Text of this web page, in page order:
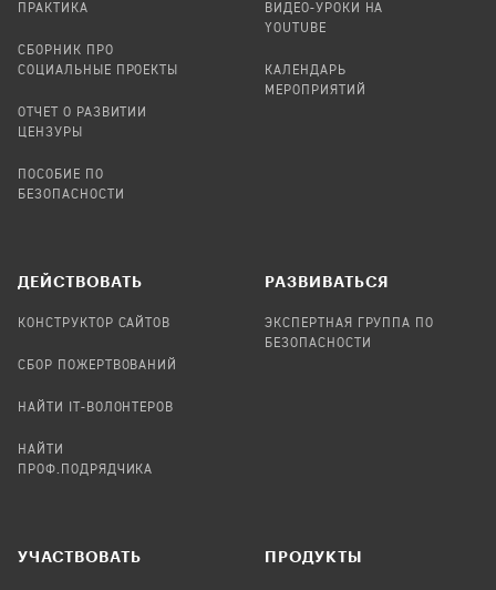
ПРАКТИКА
СБОРНИК ПРО
СОЦИАЛЬНЫЕ ПРОЕКТЫ
ОТЧЕТ О РАЗВИТИИ
ЦЕНЗУРЫ
ПОСОБИЕ ПО
БЕЗОПАСНОСТИ
ВИДЕО-УРОКИ НА
YOUTUBE
КАЛЕНДАРЬ
МЕРОПРИЯТИЙ
ДЕЙСТВОВАТЬ
КОНСТРУКТОР САЙТОВ
СБОР ПОЖЕРТВОВАНИЙ
НАЙТИ IT-ВОЛОНТЕРОВ
НАЙТИ
ПРОФ.ПОДРЯДЧИКА
РАЗВИВАТЬСЯ
ЭКСПЕРТНАЯ ГРУППА ПО
БЕЗОПАСНОСТИ
УЧАСТВОВАТЬ ПРОДУКТЫ